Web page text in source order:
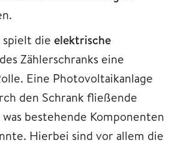
die elektrische
des Zählerschranks eine
Eine Photovoltaikanlage
den Schrank fließende
bestehende Komponenten
Hierbei sind vor allem die